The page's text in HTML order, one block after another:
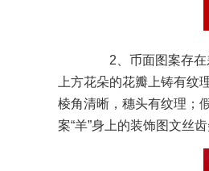
2、币面图案存在差
上方花朵的花瓣上铸有纹
棱角清晰，穗头有纹理；
案“羊”身上的装饰图文丝